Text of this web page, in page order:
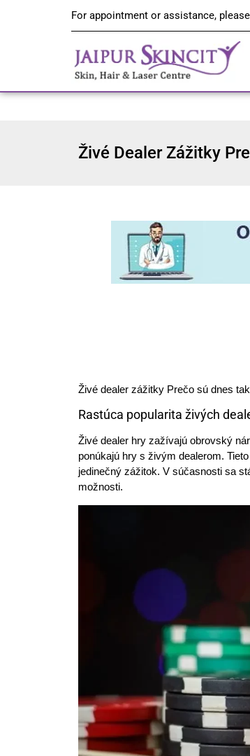
For appointment or assistance, please
Živé Dealer Zážitky
Živé dealer zážitky Prečo sú dnes
Rastúca popularita živých
Živé dealer hry zažívajú obrovský
ponúkajú hry s živým dealerom.
jedinečný zážitok. V súčasnosti sa
možnosti.